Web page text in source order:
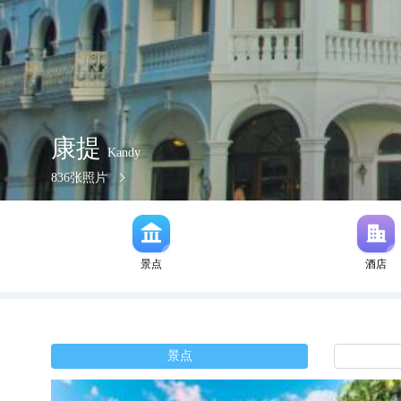
康提Kandy
836张照片
景点 酒店
景点